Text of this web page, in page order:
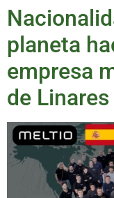
planeta
empresa
de Linares